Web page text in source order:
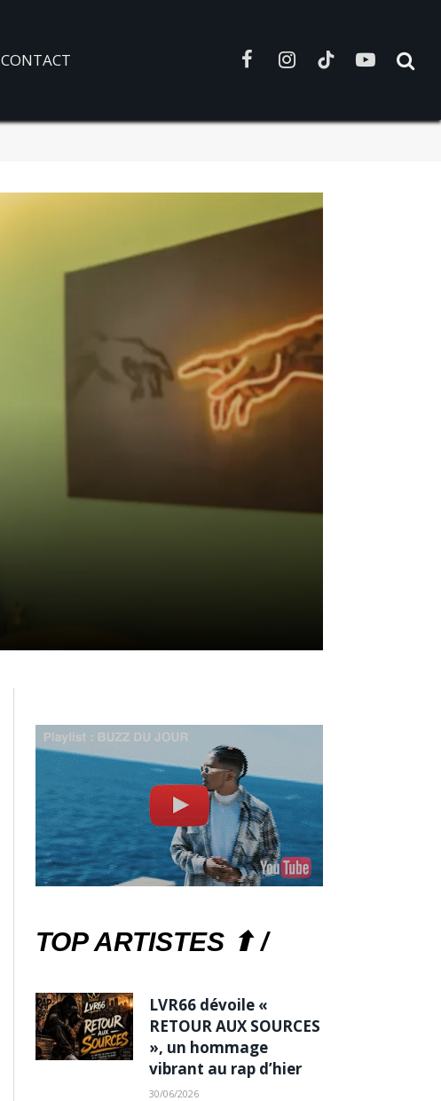
CONTACT FacebookInstagramTikTokYouTube
TOP ARTISTES ⬆ /
LVR66 dévoile «
RETOUR AUX SOURCES
», un hommage
vibrant au rap d’hier
30/06/2026